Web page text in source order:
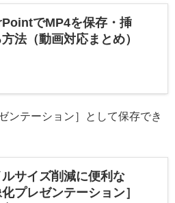
でMP4を保存・挿
法（動画対応まとめ）
ンテーション］として保存でき
ルサイズ削減に便利な
化プレゼンテーション］